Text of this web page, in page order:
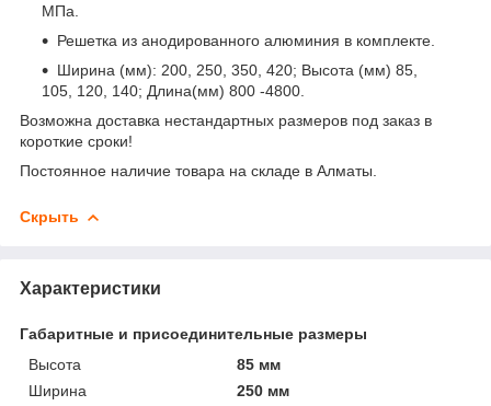
МПа.
Решетка из анодированного алюминия в комплекте.
Ширина (мм): 200, 250, 350, 420; Высота (мм) 85,
105, 120, 140; Длина(мм) 800 -4800.
Возможна доставка нестандартных размеров под заказ в
короткие сроки!
Постоянное наличие товара на складе в Алматы.
Скрыть
Характеристики
Габаритные и присоединительные размеры
Высота
85 мм
Ширина
250 мм